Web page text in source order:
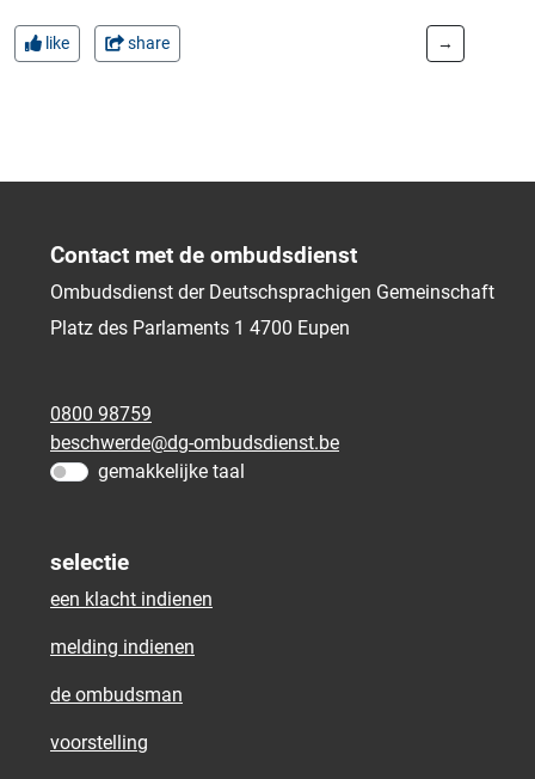
like share →
Contact met de ombudsdienst
Ombudsdienst der Deutschsprachigen Gemeinschaft
Platz des Parlaments 1 4700 Eupen
0800 98759
beschwerde@dg-ombudsdienst.be
gemakkelijke taal
selectie
een klacht indienen
melding indienen
de ombudsman
voorstelling